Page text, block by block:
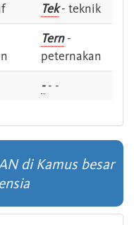
Tek- teknik
Tern-
peternakan
-- -
di Kamus besar